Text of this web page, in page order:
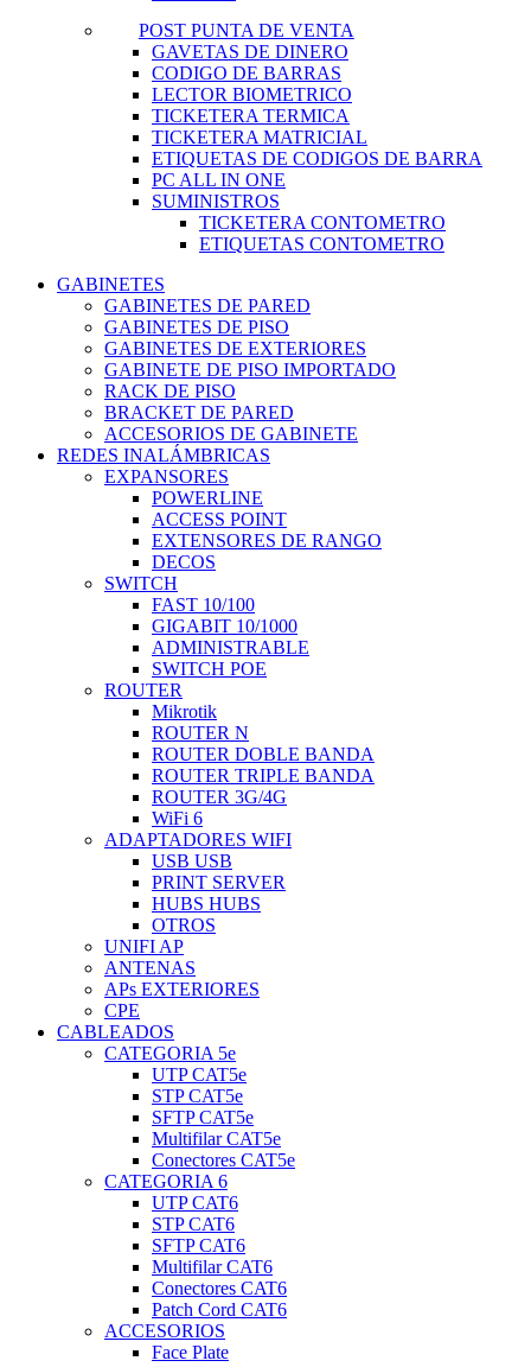
POST PUNTA DE VENTA
GAVETAS DE DINERO
CODIGO DE BARRAS
LECTOR BIOMETRICO
TICKETERA TERMICA
TICKETERA MATRICIAL
ETIQUETAS DE CODIGOS DE BARRA
PC ALL IN ONE
SUMINISTROS
TICKETERA CONTOMETRO
ETIQUETAS CONTOMETRO
GABINETES
GABINETES DE PARED
GABINETES DE PISO
GABINETES DE EXTERIORES
GABINETE DE PISO IMPORTADO
RACK DE PISO
BRACKET DE PARED
ACCESORIOS DE GABINETE
REDES INALÁMBRICAS
EXPANSORES
POWERLINE
ACCESS POINT
EXTENSORES DE RANGO
DECOS
SWITCH
FAST 10/100
GIGABIT 10/1000
ADMINISTRABLE
SWITCH POE
ROUTER
Mikrotik
ROUTER N
ROUTER DOBLE BANDA
ROUTER TRIPLE BANDA
ROUTER 3G/4G
WiFi 6
ADAPTADORES WIFI
USB USB
PRINT SERVER
HUBS HUBS
OTROS
UNIFI AP
ANTENAS
APs EXTERIORES
CPE
CABLEADOS
CATEGORIA 5e
UTP CAT5e
STP CAT5e
SFTP CAT5e
Multifilar CAT5e
Conectores CAT5e
CATEGORIA 6
UTP CAT6
STP CAT6
SFTP CAT6
Multifilar CAT6
Conectores CAT6
Patch Cord CAT6
ACCESORIOS
Face Plate